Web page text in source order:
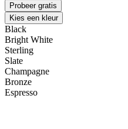
Probeer gratis
Kies een kleur
Black
Bright White
Sterling
Slate
Champagne
Bronze
Espresso